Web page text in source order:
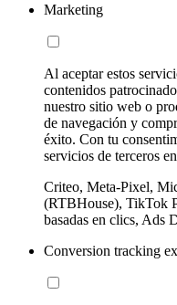
Marketing
Al aceptar estos
contenidos
nuestro sitio web o
de navegación y
éxito. Con tu
servicios de terceros
Criteo, Meta-Pixel,
(RTBHouse), TikTok
basadas en clics, Ads
Conversion tracking